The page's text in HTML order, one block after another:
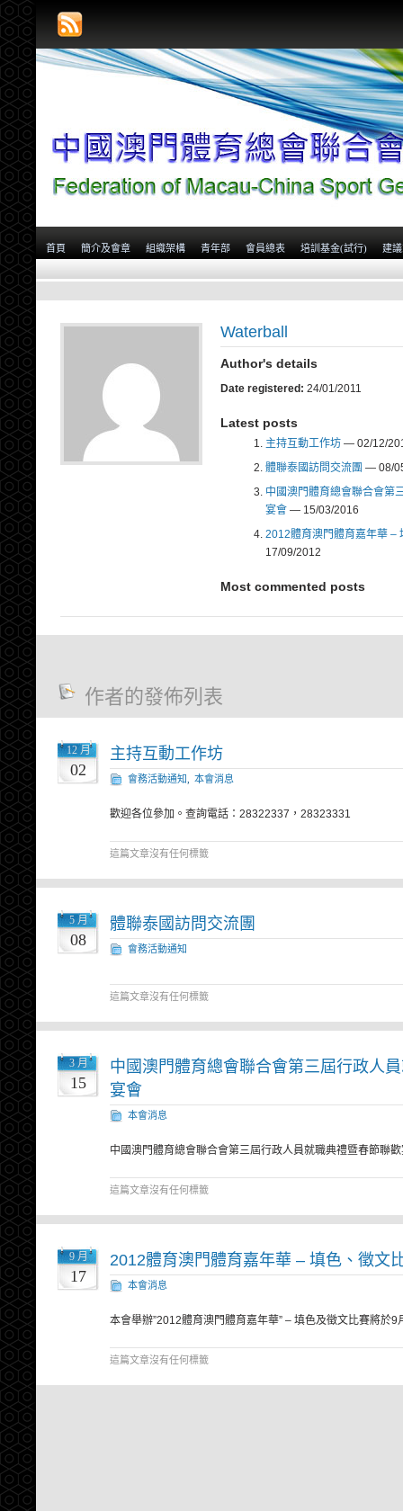
首頁 簡介及會章 組織架構 青年部 會員總表 培訓基金(試行) 建
Waterball
Author's details
Date registered: 24/01/2011
Latest posts
主持互動工作坊 — 02/12/
體聯泰國訪問交流團 — 08/
中國澳門體育總會聯合會第
宴會 — 15/03/2016
2012體育澳門體育嘉年華 –
17/09/2012
Most commented posts
作者的發佈列表
12 月
02
主持互動工作坊
會務活動通知 本會消息
歡迎各位參加。查詢電話：28322337，28323331
這篇文章沒有任何標籤
5 月
08
體聯泰國訪問交流團
會務活動通知
這篇文章沒有任何標籤
3 月
15
中國澳門體育總會聯合會第三屆行政人
宴會
本會消息
中國澳門體育總會聯合會第三屆行政人員就職典禮暨春節聯
這篇文章沒有任何標籤
9 月
17
2012體育澳門體育嘉年華 – 填色、徵文
本會消息
本會舉辦”2012體育澳門體育嘉年華” – 填色及徵文比賽將於
這篇文章沒有任何標籤